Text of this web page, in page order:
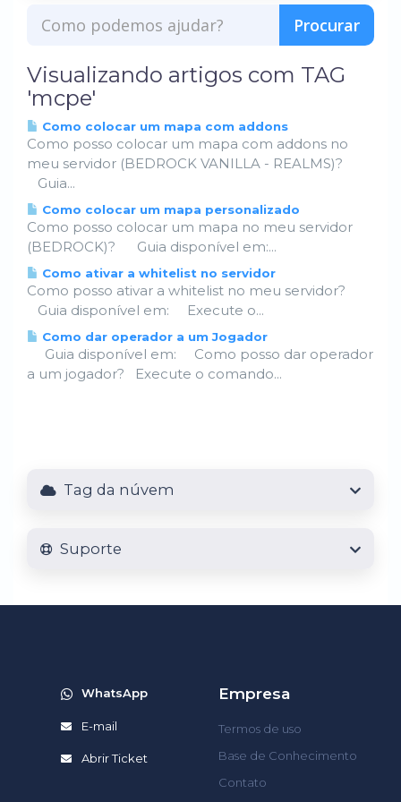
Visualizando artigos com TAG
'mcpe'
Como colocar um mapa com addons
Como posso colocar um mapa com addons no
meu servidor (BEDROCK VANILLA - REALMS)?
Guia...
Como colocar um mapa personalizado
Como posso colocar um mapa no meu servidor
(BEDROCK)? Guia disponível em:...
Como ativar a whitelist no servidor
Como posso ativar a whitelist no meu servidor?
Guia disponível em: Execute o...
Como dar operador a um Jogador
Guia disponível em: Como posso dar operador
a um jogador? Execute o comando...
Tag da núvem
Suporte
WhatsApp
E-mail
Abrir Ticket
Empresa
Termos de uso
Base de Conhecimento
Contato